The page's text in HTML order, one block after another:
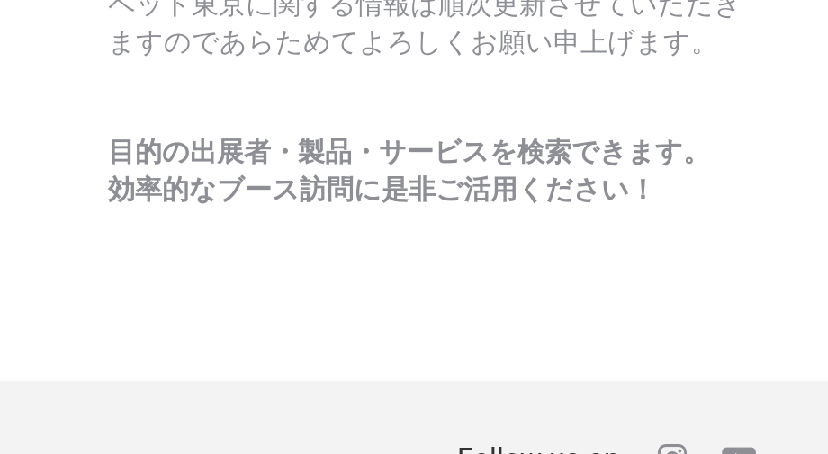
ますのであらためてよろしくお願い申上げます。
目的の出展者・製品・サービスを検索できます。
効率的なブース訪問に是非ご活用ください！